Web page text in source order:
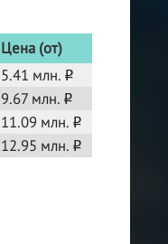
Цена (от)
5.41 млн. o
9.67 млн. o
11.09 млн. o
12.95 млн. o